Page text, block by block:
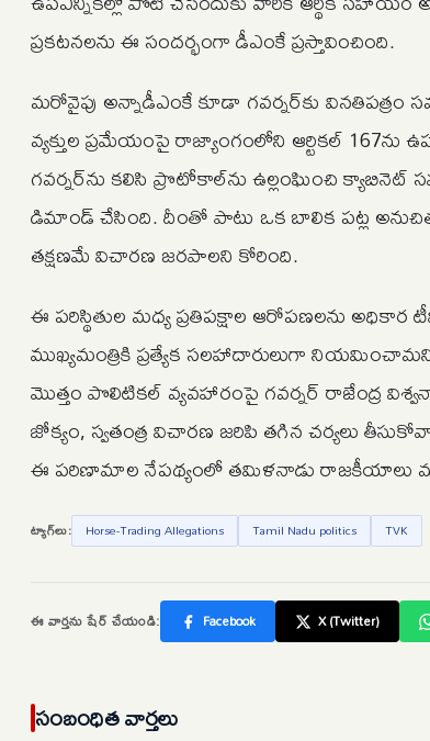
ప్రకటనలను ఈ సందర్భంగా డీఎంకే ప్రస్తావించింది.
మరోవైపు అన్నాడీఎంకే కూడా గవర్నర్‌కు వినతిపత్రం
వ్యక్తుల ప్రమేయంపై రాజ్యాంగంలోని ఆర్టికల్ 167ను
గవర్నర్‌ను కలిసి ప్రొటోకాల్‌ను ఉల్లంఘించి
డిమాండ్ చేసింది. దీంతో పాటు ఒక బాలిక పట్ల
తక్షణమే విచారణ జరపాలని కోరింది.
ఈ పరిస్థితుల మధ్య ప్రతిపక్షాల ఆరోపణలను అధికార
ముఖ్యమంత్రికి ప్రత్యేక సలహాదారులుగా
మొత్తం పొలిటికల్ వ్యవహారంపై గవర్నర్ రాజేంద్ర
జోక్యం, స్వతంత్ర విచారణ జరిపి తగిన చర్యలు
ఈ పరిణామాల నేపథ్యంలో తమిళనాడు రాజకీయాలు
ట్యాగ్‌లు: Horse-Trading Allegations Tamil Nadu politics TVK
ఈ వార్తను షేర్ చేయండి: Facebook X (Twitter)
సంబంధిత వార్తలు